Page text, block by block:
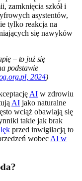
zamknięcia szkół i
asystentów,
tylko reakcja na
się nawyków
– to już się
podstawie
2024)
AI w zdrowiu
AI jako naturalne
wciąż obawiają się
takie jak brak
lęk przed inwigilacją to
wobec AI w